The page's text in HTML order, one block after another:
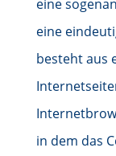
eine
eine
besteht aus
in dem das